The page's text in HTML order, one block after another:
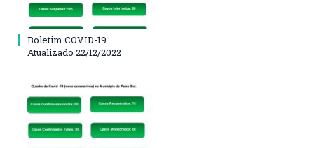
Boletim COVID-19 –
Atualizado 22/12/2022